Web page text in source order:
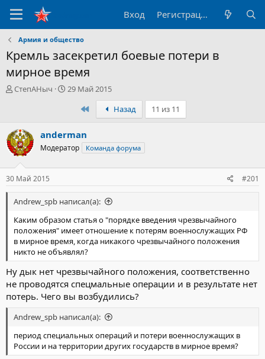
Вход Регистрация
Армия и общество
Кремль засекретил боевые потери в
мирное время
А
р
т
е
м
ы
СтепАНыч
Д
н
а
ч
29 Май 2015
ПервыйНазад 11 из 11
anderman
Модератор Команда форума
30 Май 2015 #201
Andrew_spb написал(а):
Каким образом статья о "порядке введения чрезвычайного
положения" имеет отношение к потерям военнослужащих РФ
в мирное время, когда никакого чрезвычайного положения
никто не объявлял?
Ну дык нет чрезвычайного положения, соответственно
не проводятся спецмальные операции и в результате нет
потерь. Чего вы возбудились?
Andrew_spb написал(а):
период специальных операций и потери военнослужащих в
России и на территории других государств в мирное время?